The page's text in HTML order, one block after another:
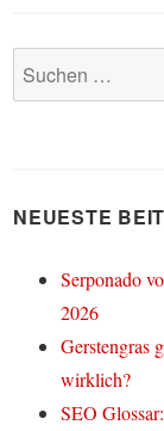
Suchen
nach:
NEUESTE
Serponado
2026
Gerstengras
wirklich?
SEO